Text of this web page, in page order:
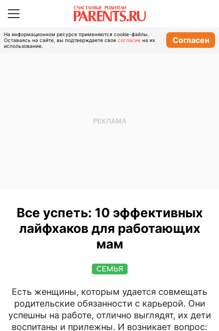
На информационном ресурсе применяются cookie-файлы.
Оставаясь на сайте, вы подтверждаете свое согласие на их
использование.
Согласен
Все успеть: 10 эффективных
лайфхаков для работающих
мам
СЕМЬЯ
Есть женщины, которым удается совмещать
родительские обязанности с карьерой. Они
успешны на работе, отлично выглядят, их дети
воспитаны и прилежны. И возникает вопрос: